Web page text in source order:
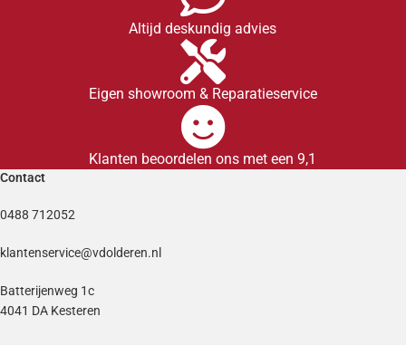
Altijd deskundig advies
Eigen showroom & Reparatieservice
Klanten beoordelen ons met een 9,1
Contact
0488 712052
klantenservice@vdolderen.nl
Batterijenweg 1c
4041 DA Kesteren